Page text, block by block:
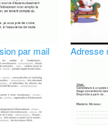
par mail Adresse